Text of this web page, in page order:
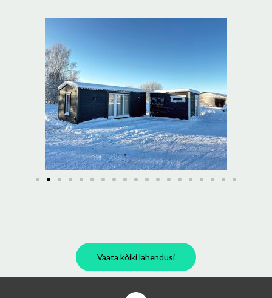
Vaata kõiki lahendusi